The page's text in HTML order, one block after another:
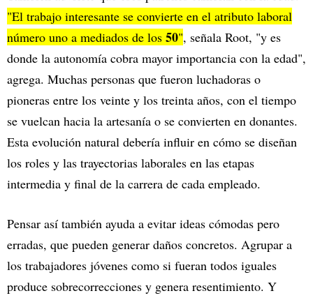
"El trabajo interesante se convierte en el atributo laboral
número uno a mediados de los 50", señala Root, "y es
donde la autonomía cobra mayor importancia con la edad",
agrega. Muchas personas que fueron luchadoras o
pioneras entre los veinte y los treinta años, con el tiempo
se vuelcan hacia la artesanía o se convierten en donantes.
Esta evolución natural debería influir en cómo se diseñan
los roles y las trayectorias laborales en las etapas
intermedia y final de la carrera de cada empleado.
Pensar así también ayuda a evitar ideas cómodas pero
erradas, que pueden generar daños concretos. Agrupar a
los trabajadores jóvenes como si fueran todos iguales
produce sobrecorrecciones y genera resentimiento. Y